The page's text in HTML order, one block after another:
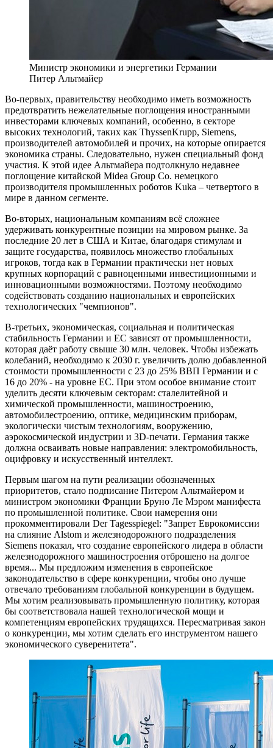
Министр экономики и энергетики Германии
Питер Альтмайер
Во-первых, правительству необходимо иметь возможность
предотвратить нежелательные поглощения иностранными
инвесторами ключевых компаний, особенно, в секторе
высоких технологий, таких как ThyssenKrupp, Siemens,
производителей автомобилей и прочих, на которые опирается
экономика страны. Следовательно, нужен специальный фонд
участия. К этой идее Альтмайера подтолкнуло недавнее
поглощение китайской Midea Group Co. немецкого
производителя промышленных роботов Kuka – четвертого в
мире в данном сегменте.
Во-вторых, национальным компаниям всё сложнее
удерживать конкурентные позиции на мировом рынке. За
последние 20 лет в США и Китае, благодаря стимулам и
защите государства, появилось множество глобальных
игроков, тогда как в Германии практически нет новых
крупных корпораций с равноценными инвестиционными и
инновационными возможностями. Поэтому необходимо
содействовать созданию национальных и европейских
технологических "чемпионов".
В-третьих, экономическая, социальная и политическая
стабильность Германии и ЕС зависят от промышленности,
которая даёт работу свыше 30 млн. человек. Чтобы избежать
колебаний, необходимо к 2030 г. увеличить долю добавленной
стоимости промышленности с 23 до 25% ВВП Германии и с
16 до 20% - на уровне ЕС. При этом особое внимание стоит
уделить десяти ключевым секторам: сталелитейной и
химической промышленности, машиностроению,
автомобилестроению, оптике, медицинским приборам,
экологически чистым технологиям, вооружению,
аэрокосмической индустрии и 3D-печати. Германия также
должна осваивать новые направления: электромобильность,
оцифровку и искусственный интеллект.
Первым шагом на пути реализации обозначенных
приоритетов, стало подписание Питером Альтмайером и
министром экономики Франции Бруно Ле Мэром манифеста
по промышленной политике. Свои намерения они
прокомментировали Der Tagesspiegel: "Запрет Еврокомиссии
на слияние Alstom и железнодорожного подразделения
Siemens показал, что создание европейского лидера в области
железнодорожного машиностроения отброшено на долгое
время... Мы предложим изменения в европейское
законодательство в сфере конкуренции, чтобы оно лучше
отвечало требованиям глобальной конкуренции в будущем.
Мы хотим реализовывать промышленную политику, которая
бы соответствовала нашей технологической мощи и
компетенциям европейских трудящихся. Пересматривая закон
о конкуренции, мы хотим сделать его инструментом нашего
экономического суверенитета".